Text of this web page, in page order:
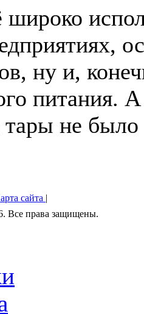
широко
ну и,
питания.
тары не
сайта |
Все права защищены.